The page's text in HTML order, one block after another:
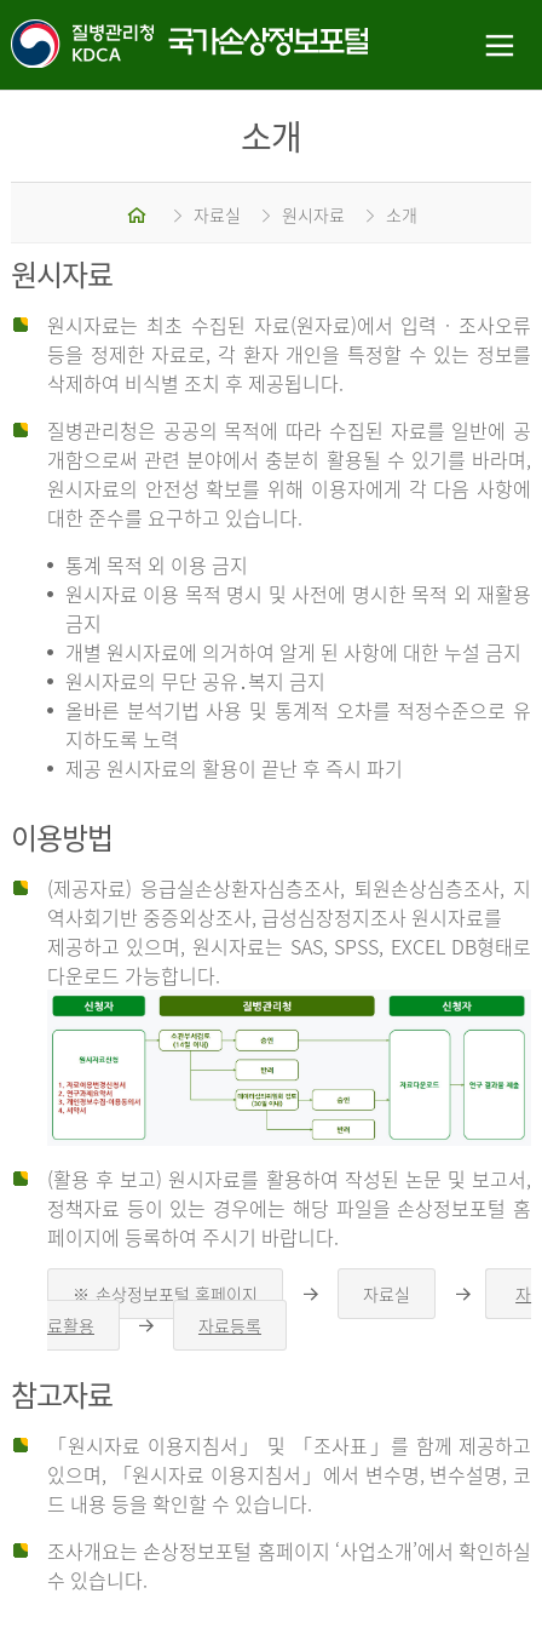
소개
홈 자료실 원시자료 소개
원시자료
원시자료는 최초 수집된 자료(원자료)에서 입력 · 조사오류
등을 정제한 자료로, 각 환자 개인을 특정할 수 있는 정보를
삭제하여 비식별 조치 후 제공됩니다.
질병관리청은 공공의 목적에 따라 수집된 자료를 일반에 공
개함으로써 관련 분야에서 충분히 활용될 수 있기를 바라며,
원시자료의 안전성 확보를 위해 이용자에게 각 다음 사항에
대한 준수를 요구하고 있습니다.
통계 목적 외 이용 금지
원시자료 이용 목적 명시 및 사전에 명시한 목적 외 재활용
금지
개별 원시자료에 의거하여 알게 된 사항에 대한 누설 금지
원시자료의 무단 공유․복지 금지
올바른 분석기법 사용 및 통계적 오차를 적정수준으로 유
지하도록 노력
제공 원시자료의 활용이 끝난 후 즉시 파기
이용방법
(제공자료) 응급실손상환자심층조사, 퇴원손상심층조사, 지
역사회기반 중증외상조사, 급성심장정지조사 원시자료를
제공하고 있으며, 원시자료는 SAS, SPSS, EXCEL DB형태로
다운로드 가능합니다.
신
청
자
신
청
자
는
1.
자
(활용 후 보고) 원시자료를 활용하여 작성된 논문 및 보고서,
정책자료 등이 있는 경우에는 해당 파일을 손상정보포털 홈
페이지에 등록하여 주시기 바랍니다.
※ 손상정보포털 홈페이지
른
자료실
른
자
료활용
른
자료등록
참고자료
「원시자료 이용지침서」 및 「조사표」를 함께 제공하고
있으며, 「원시자료 이용지침서」에서 변수명, 변수설명, 코
드 내용 등을 확인할 수 있습니다.
조사개요는 손상정보포털 홈페이지 ‘사업소개’에서 확인하실
수 있습니다.